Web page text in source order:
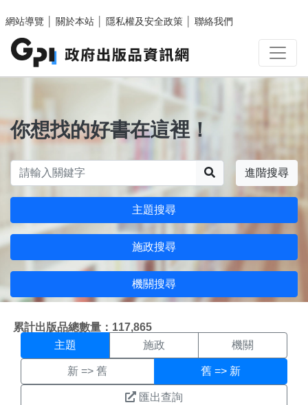
網站導覽
關於本站 隱私權及安全政策 聯絡我們
你想找的好書在這裡！
進階搜尋
主題搜尋
施政搜尋
機關搜尋
累計出版品總數量：117,865
主題搜尋結果頁面
主題 施政 機關
新 => 舊 舊 => 新
匯出查詢